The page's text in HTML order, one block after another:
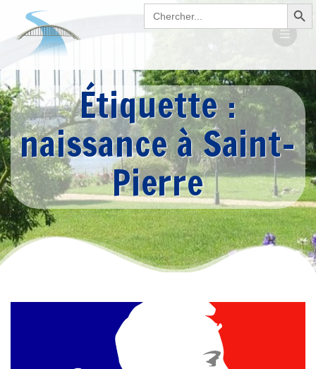
Search Search Button
Passer
au
Étiquette :
naissance à Saint-
Pierre